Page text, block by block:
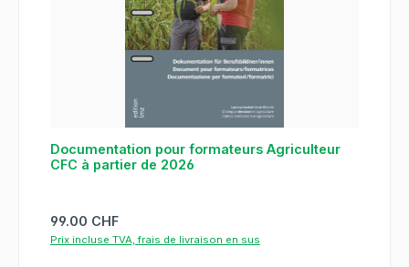
Documentation pour formateurs Agriculteur
CFC à partier de 2026
Prix régulier :
99.00 CHF
Prix incluse TVA, frais de livraison en sus